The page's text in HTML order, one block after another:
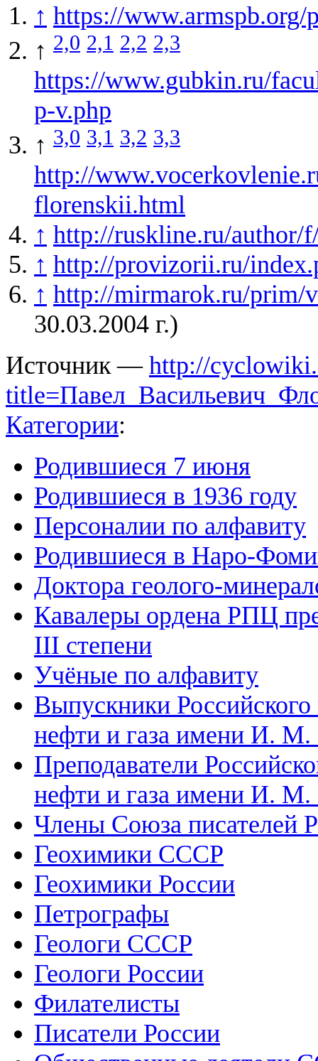
↑ https://
↑ 2,0 2,1 2,2 2,3
https://www.gubkin.ru/
p-v.php
↑ 3,0 3,1 3,2 3,3
http://
florenskii.html
↑ http://ruskline.ru/author/
↑ http://provizorii.ru/
↑ http://mirmarok.ru/prim/
30.03.2004 г.)
Источник — http://
Категории:
Родившиеся 7 июня
Родившиеся в 1936 году
Персоналии по алфавиту
Родившиеся в Наро-
Доктора геолого-
Кавалеры ордена РПЦ
III степени
Учёные по алфавиту
Выпускники Российского
нефти и газа имени И. М.
Преподаватели
нефти и газа имени И. М.
Члены Союза писателей
Геохимики СССР
Геохимики России
Петрографы
Геологи СССР
Геологи России
Филателисты
Писатели России